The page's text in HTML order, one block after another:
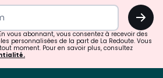
OK
vous abonnant, vous consentez à recevoir des
personnalisées de la part de La Redoute. Vous
moment. Pour en savoir plus, consultez